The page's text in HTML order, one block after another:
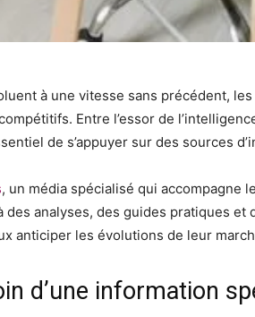
à une vitesse sans précédent,
Entre l’essor de
de s’appuyer sur des sources
, un média spécialisé qui accompagne
analyses, des guides pratiques
anticiper les évolutions de leur
d’une information